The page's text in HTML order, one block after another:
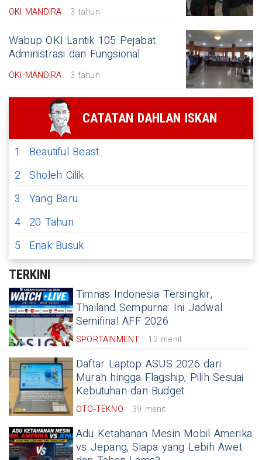
OKI MANDIRA 3 tahun
Wabup OKI Lantik 105 Pejabat
Administrasi dan Fungsional
OKI MANDIRA 3 tahun
CATATAN DAHLAN ISKAN
1
Beautiful Beast
2 Sholeh Cilik
3
Yang Baru
4 20 Tahun
5
Enak Busuk
TERKINI
Timnas Indonesia Tersingkir,
Thailand Sempurna: Ini Jadwal
Semifinal AFF 2026
SPORTAINMENT 12 menit
Daftar Laptop ASUS 2026 dari
Murah hingga Flagship, Pilih Sesuai
Kebutuhan dan Budget
OTO-TEKNO 39 menit
Adu Ketahanan Mesin Mobil Amerika
vs Jepang, Siapa yang Lebih Awet